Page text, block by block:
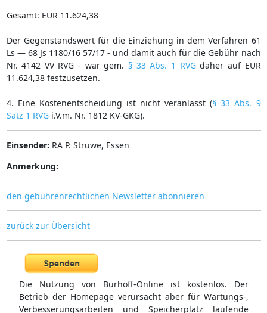
Gesamt: EUR 11.624,38
Der Gegenstandswert für die Einziehung in dem Verfahren 61
Ls — 68 Js 1180/16 57/17 - und damit auch für die Gebühr nach
Nr. 4142 VV RVG - war gem. § 33 Abs. 1 RVGdaher auf EUR
11.624,38 festzusetzen.
4. Eine Kostenentscheidung ist nicht veranlasst (§ 33 Abs. 9
Satz 1 RVGi.V.m. Nr. 1812 KV-GKG).
Einsender: RA P. Strüwe, Essen
Anmerkung:
den gebührenrechtlichen Newsletter abonnieren
zurück zur Übersicht
Die Nutzung von Burhoff-Online ist kostenlos. Der
Betrieb der Homepage verursacht aber für Wartungs-,
Verbesserungsarbeiten und Speicherplatz laufende